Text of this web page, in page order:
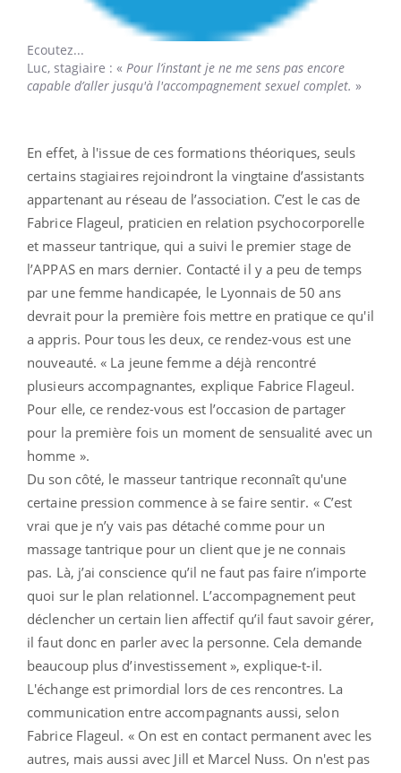
Ecoutez...
Luc, stagiaire : « Pour l’instant je ne me sens pas encore
capable d’aller jusqu'à l'accompagnement sexuel complet. »
En effet, à l'issue de ces formations théoriques, seuls
certains stagiaires rejoindront la vingtaine d’assistants
appartenant au réseau de l’association. C’est le cas de
Fabrice Flageul, praticien en relation psychocorporelle
et masseur tantrique, qui a suivi le premier stage de
l’APPAS en mars dernier. Contacté il y a peu de temps
par une femme handicapée, le Lyonnais de 50 ans
devrait pour la première fois mettre en pratique ce qu'il
a appris. Pour tous les deux, ce rendez-vous est une
nouveauté. « La jeune femme a déjà rencontré
plusieurs accompagnantes, explique Fabrice Flageul.
Pour elle, ce rendez-vous est l’occasion de partager
pour la première fois un moment de sensualité avec un
homme ».
Du son côté, le masseur tantrique reconnaît qu'une
certaine pression commence à se faire sentir. « C’est
vrai que je n’y vais pas détaché comme pour un
massage tantrique pour un client que je ne connais
pas. Là, j’ai conscience qu’il ne faut pas faire n’importe
quoi sur le plan relationnel. L’accompagnement peut
déclencher un certain lien affectif qu’il faut savoir gérer,
il faut donc en parler avec la personne. Cela demande
beaucoup plus d’investissement », explique-t-il.
L'échange est primordial lors de ces rencontres. La
communication entre accompagnants aussi, selon
Fabrice Flageul. « On est en contact permanent avec les
autres, mais aussi avec Jill et Marcel Nuss. On n'est pas